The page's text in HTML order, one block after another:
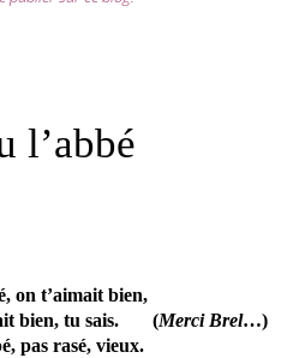
l’abbé
on t’aimait bien,
bien, tu sais.
(Merci Brel…)
pas rasé, vieux.